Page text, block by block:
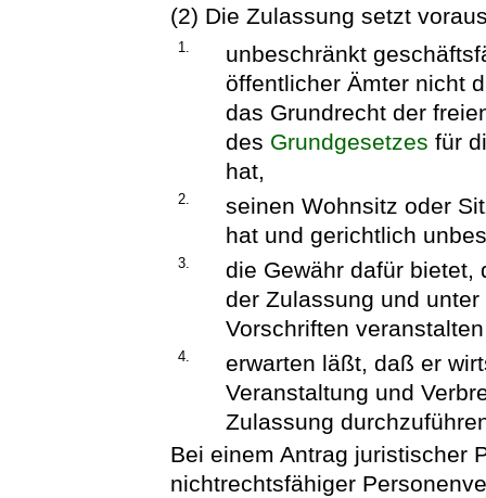
(2) Die Zulassung setzt
1.
unbeschränkt
öffentlicher Ämter nicht
das Grundrecht der
des Grundgesetzes für
hat,
2.
seinen Wohnsitz oder
hat und gerichtlich
3.
die Gewähr dafür bietet,
der Zulassung und
Vorschriften
4.
erwarten läßt, daß er
Veranstaltung und
Zulassung
Bei einem Antrag juristischer
nichtrechtsfähiger